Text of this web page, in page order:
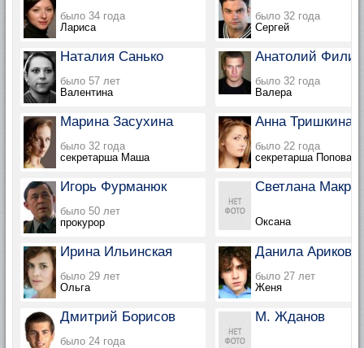
было 34 года
Лариса
было 32 года
Сергей
Наталия Санько
было 57 лет
Валентина
Анатолий
было 32 года
Валера
Марина Засухина
было 32 года
секретарша Маша
Анна Тришкина
было 22 года
секретарша Попова
Игорь Фурманюк
было 50 лет
прокурор
Светлана
Оксана
Ирина Ильинская
было 29 лет
Ольга
Данила Ариков
было 27 лет
Женя
Дмитрий Борисов
было 24 года
М. Жданов